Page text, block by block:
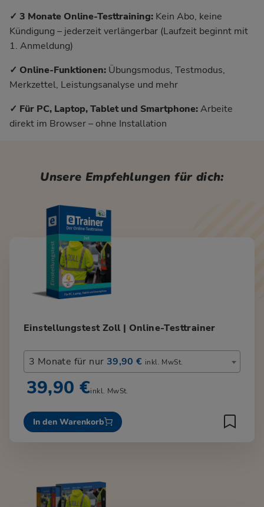
✓ 3 Monate Online-Testtraining: Kein Abo, keine
Kündigung – jederzeit verlängerbar (Laufzeit beginnt mit
1. Anmeldung)
✓ Online-Funktionen: Übungsmodus, Testmodus,
Merkzettel, Leistungsanalyse und mehr
✓ Für PC, Laptop, Tablet und Smartphone:Arbeite
direkt im Browser – ohne Installation
Unsere Empfehlungen für dich:
Einstellungstest Zoll | Online-Testtrainer
3 Monate für nur 39,90 € inkl. MwSt.
39,90 €inkl. MwSt.
In den Warenkorb